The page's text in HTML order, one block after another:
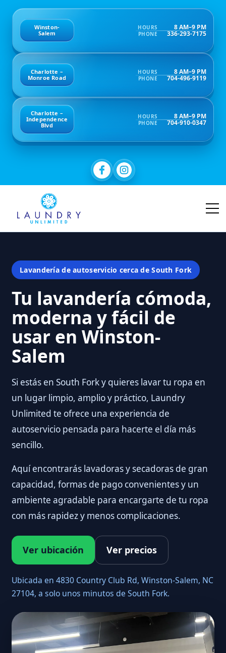
Winston-
Salem
HOURS 8 AM–9 PM
PHONE 336-293-7175
Charlotte –
Monroe Road
HOURS 8 AM–9 PM
PHONE 704-496-9119
Charlotte –
Independence
Blvd
HOURS 8 AM–9 PM
PHONE 704-910-0347
Lavandería de autoservicio cerca de South Fork
Tu lavandería cómoda,
moderna y fácil de
usar en Winston-
Salem
Si estás en South Fork y quieres lavar tu ropa en
un lugar limpio, amplio y práctico, Laundry
Unlimited te ofrece una experiencia de
autoservicio pensada para hacerte el día más
sencillo.
Aquí encontrarás lavadoras y secadoras de gran
capacidad, formas de pago convenientes y un
ambiente agradable para encargarte de tu ropa
con más rapidez y menos complicaciones.
Ver ubicación Ver precios
Ubicada en 4830 Country Club Rd, Winston-Salem, NC
27104, a solo unos minutos de South Fork.